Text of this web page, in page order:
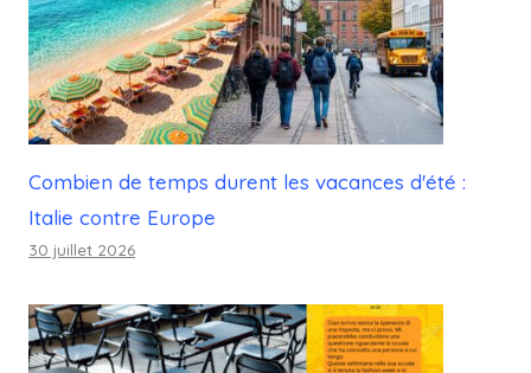
Combien de temps durent les vacances d'été :
Italie contre Europe
30 juillet 2026